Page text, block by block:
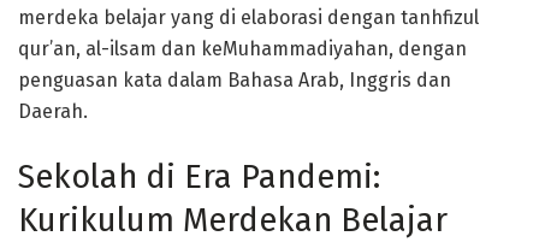
merdeka belajar yang di elaborasi dengan tanhfizul
qur’an, al-ilsam dan keMuhammadiyahan, dengan
penguasan kata dalam Bahasa Arab, Inggris dan
Daerah.
Sekolah di Era Pandemi:
Kurikulum Merdekan Belajar